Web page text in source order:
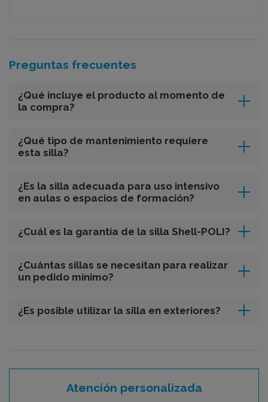
Preguntas frecuentes
¿Qué incluye el producto al momento de
la compra?
¿Qué tipo de mantenimiento requiere
esta silla?
¿Es la silla adecuada para uso intensivo
en aulas o espacios de formación?
¿Cuál es la garantía de la silla Shell-POLI?
¿Cuántas sillas se necesitan para realizar
un pedido mínimo?
¿Es posible utilizar la silla en exteriores?
Atención personalizada